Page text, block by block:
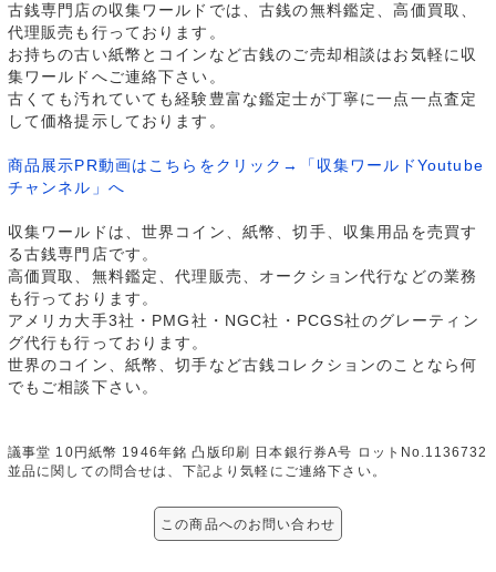
古銭専門店の収集ワールドでは、古銭の無料鑑定、高価買取、
代理販売も行っております。
お持ちの古い紙幣とコインなど古銭のご売却相談はお気軽に収
集ワールドへご連絡下さい。
古くても汚れていても経験豊富な鑑定士が丁寧に一点一点査定
して価格提示しております。
商品展示PR動画はこちらをクリック→「収集ワールドYoutube
チャンネル」へ
収集ワールドは、世界コイン、紙幣、切手、収集用品を売買す
る古銭専門店です。
高価買取、無料鑑定、代理販売、オークション代行などの業務
も行っております。
アメリカ大手3社・PMG社・NGC社・PCGS社のグレーティン
グ代行も行っております。
世界のコイン、紙幣、切手など古銭コレクションのことなら何
でもご相談下さい。
議事堂 10円紙幣 1946年銘 凸版印刷 日本銀行券A号 ロットNo.1136732
並品に関しての問合せは、下記より気軽にご連絡下さい。
この商品へのお問い合わせ